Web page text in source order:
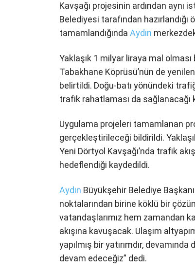
Kavşağı projesinin ardından aynı
Belediyesi tarafından
tamamlandığında Aydın
Yaklaşık 1 milyar liraya mal
Tabakhane Köprüsü’nün de
belirtildi. Doğu-batı yönündeki
trafik rahatlaması da sağlanacağı
Uygulama projeleri tamamlanan
gerçekleştirileceği bildirildi.
Yeni Dörtyol Kavşağı’nda trafik
hedeflendiği kaydedildi.
Aydın Büyükşehir Belediye
noktalarından birine köklü bir
vatandaşlarımız hem zamandan
akışına kavuşacak. Ulaşım
yapılmış bir yatırımdır,
devam edeceğiz” dedi.